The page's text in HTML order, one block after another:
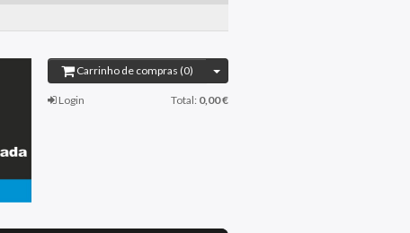
Carrinho de compras (0)
Login Total: 0,00 €